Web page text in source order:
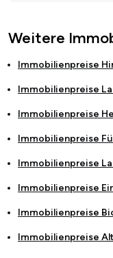
Weitere
Immobilienpreise
Immobilienpreise
Immobilienpreise
Immobilienpreise
Immobilienpreise
Immobilienpreise
Immobilienpreise
Immobilienpreise